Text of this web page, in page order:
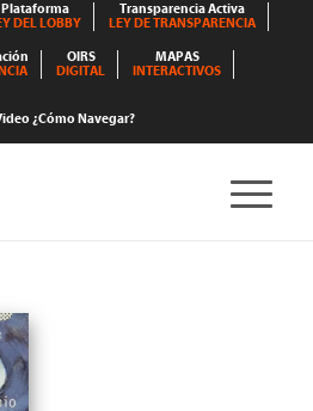
Plataforma
DEL LOBBY
Transparencia Activa
LEY DE TRANSPARENCIA
OIRS
DIGITAL
MAPAS
INTERACTIVOS
¿Cómo Navegar?